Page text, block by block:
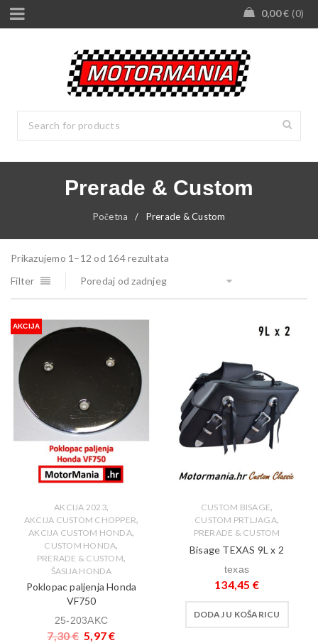
0,00€ 0
Prerade & Custom
Početna / Prerade & Custom
Prikazujemo 1–12 od 164 rezultata
Filter
Poredaj od zadnjeg
AKCIJA
AKCIJA 2023,
AKCIJA CUSTOM CHOPPER,
AKCIJA CUSTOM HONDA,
CUSTOM HONDA,
PRERADE & CUSTOM,
ŠASIJA HONDA
Poklopac paljenja Honda
VF750
25-203AKC
7,30€ 5,97€
CUSTOM BISAGE,
CUSTOM PRTLJAGA,
PRERADE & CUSTOM
Bisage TEXAS 9L x 2
texas
134,45 €
DODAJ U KOŠARICU